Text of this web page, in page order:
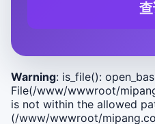
Warning: is_file():
File(/www/wwwroot/
is not within the allowed
(/www/wwwroot/